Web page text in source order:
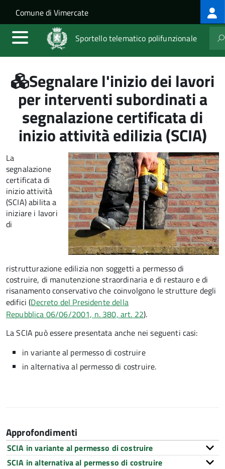
Salta al contenuto principale
Skip to site navigation
Comune di Vimercate
Sportello telematico polifunzionale
Segnalare l'inizio dei lavori
per interventi subordinati a
segnalazione certificata di
inizio attività edilizia (SCIA)
La
segnalazione
certificata di
inizio attività
(SCIA) abilita a
iniziare i lavori
di
ristrutturazione edilizia non soggetti a permesso di
costruire, di manutenzione straordinaria e di restauro e di
risanamento conservativo che coinvolgono le strutture degli
edifici(Decreto del Presidente della
Repubblica 06/06/2001, n. 380, art. 22).
La SCIA può essere presentata anche nei seguenti casi:
in variante al permesso di costruire
in alternativa al permesso di costruire.
Approfondimenti
SCIA in variante al permesso di costruire
SCIA in alternativa al permesso di costruire